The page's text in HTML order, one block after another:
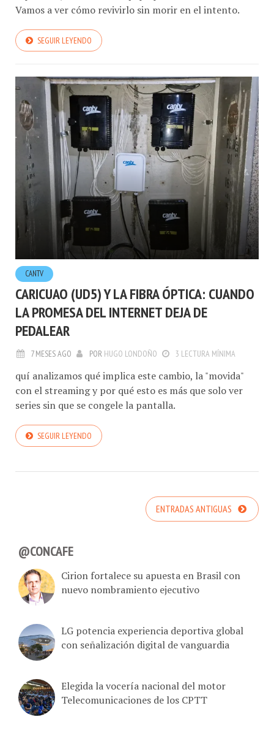
Vamos a ver cómo revivirlo sin morir en el intento.
SEGUIR LEYENDO
CANTV
CARICUAO (UD5) Y LA FIBRA ÓPTICA: CUANDO
LA PROMESA DEL INTERNET DEJA DE
PEDALEAR
7 MESES AGO POR HUGO LONDOÑO 3 LECTURA MÍNIMA
quí analizamos qué implica este cambio, la "movida"
con el streaming y por qué esto es más que solo ver
series sin que se congele la pantalla.
SEGUIR LEYENDO
ENTRADAS ANTIGUAS
@CONCAFE
Cirion fortalece su apuesta en Brasil con
nuevo nombramiento ejecutivo
LG potencia experiencia deportiva global
con señalización digital de vanguardia
Elegida la vocería nacional del motor
Telecomunicaciones de los CPTT